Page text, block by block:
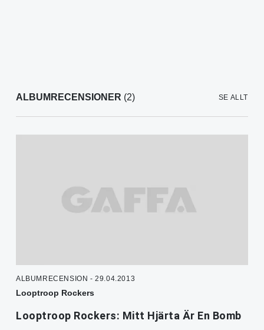
ALBUMRECENSIONER (2) SE ALLT
ALBUMRECENSION - 29.04.2013
Looptroop Rockers
Looptroop Rockers: Mitt Hjärta Är En Bomb